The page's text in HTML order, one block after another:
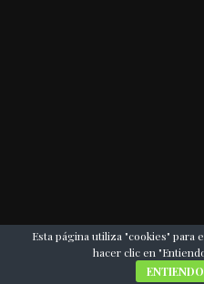
Esta página utiliza "cookies" para
hacer clic en